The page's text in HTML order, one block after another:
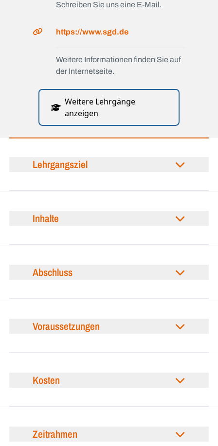
Schreiben Sie uns eine E-Mail.
https://www.sgd.de
Weitere Informationen finden Sie auf
der Internetseite.
Weitere Lehrgänge
anzeigen
Lehrgangsziel
Inhalte
Abschluss
Voraussetzungen
Kosten
Zeitrahmen